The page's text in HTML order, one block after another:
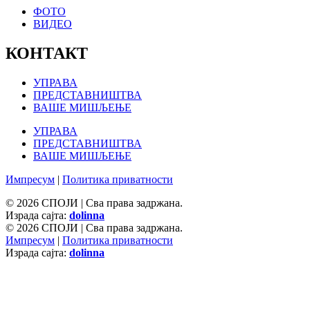
ФОТО
ВИДЕО
КОНТАКТ
УПРАВА
ПРЕДСТАВНИШТВА
ВАШЕ МИШЉЕЊЕ
УПРАВА
ПРЕДСТАВНИШТВА
ВАШЕ МИШЉЕЊЕ
Импресум | Политика приватности
© 2026 СПОЈИ | Сва права задржана.
Израда сајта: dolinna
© 2026 СПОЈИ | Сва права задржана.
Импресум | Политика приватности
Израда сајта: dolinna